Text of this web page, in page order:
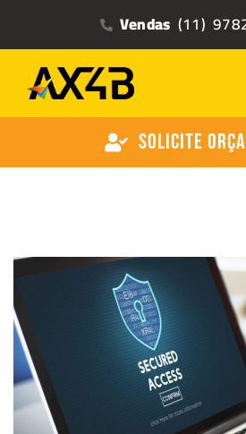
Vendas (11)
Solicite